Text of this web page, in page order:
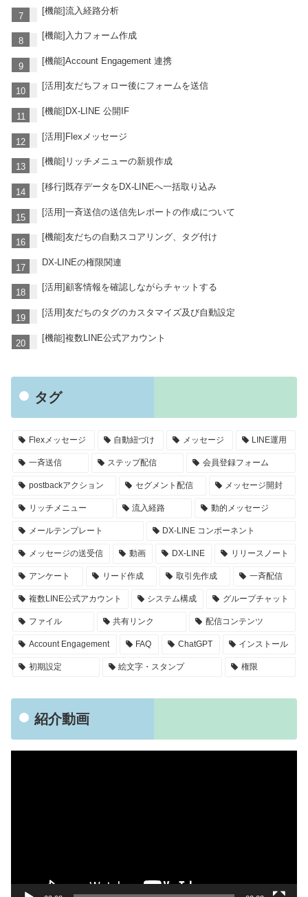
[機能]流入経路分析
[機能]入力フォーム作成
[機能]Account Engagement 連携
[活用]友だちフォロー後にフォームを送信
[機能]DX-LINE 公開IF
[活用]Flexメッセージ
[機能]リッチメニューの新規作成
[移行]既存データをDX-LINEへ一括取り込み
[活用]一斉送信の送信先レポートの作成について
[機能]友だちの自動スコアリング、タグ付け
DX-LINEの権限関連
[活用]顧客情報を確認しながらチャットする
[活用]友だちのタグのカスタマイズ及び自動設定
[機能]複数LINE公式アカウント
タグ
Flexメッセージ 自動紐づけ メッセージ LINE運用
一斉送信 ステップ配信 会員登録フォーム
postbackアクション セグメント配信 メッセージ開封
リッチメニュー 流入経路 動的メッセージ
メールテンプレート DX-LINE コンポーネント
メッセージの送受信 動画 DX-LINE リリースノート
アンケート リード作成 取引先作成 一斉配信
複数LINE公式アカウント システム構成 グループチャット
ファイル 共有リンク 配信コンテンツ
Account Engagement FAQ ChatGPT インストール
初期設定 絵文字・スタンプ 権限
紹介動画